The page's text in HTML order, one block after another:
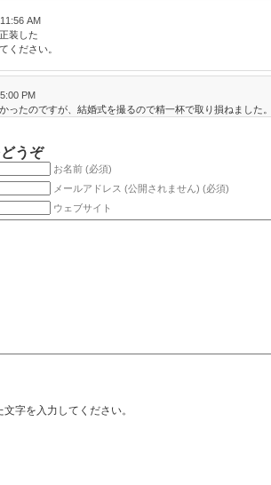
AM
装した
ください。
PM
ったのですが、結婚式を撮るので精一杯で取り損ねました。
うぞ
お名前 (必須)
メールアドレス (公開されません) (必須)
ウェブサイト
字を入力してください。